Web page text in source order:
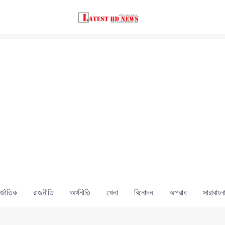
রাজনীতি অর্থনীতি খেলা বিনোদন অপরাধ সারাবাংলা